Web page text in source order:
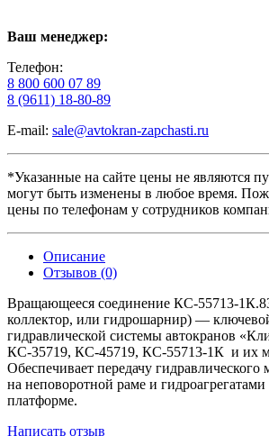
Ваш менеджер:
Телефон:
8 800 600 07 89
8 (9611) 18-80-89
E-mail: sale@avtokran-zapchasti.ru
*Указанные на сайте цены не являются
могут быть изменены в любое время.
цены по телефонам у сотрудников
Описание
Отзывов (0)
Вращающееся соединение
коллектор, или гидрошарнир) —
гидравлической системы автокранов
КС‑35719, КС‑45719, КС‑55713‑1К и их
Обеспечивает передачу гидравлического
на неповоротной раме и гидроагрегатами
платформе.
Написать отзыв